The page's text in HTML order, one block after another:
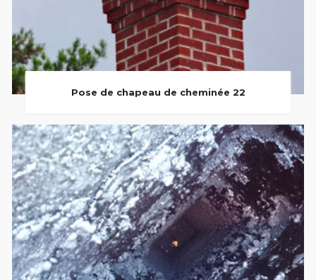
Pose de chapeau de cheminée 22